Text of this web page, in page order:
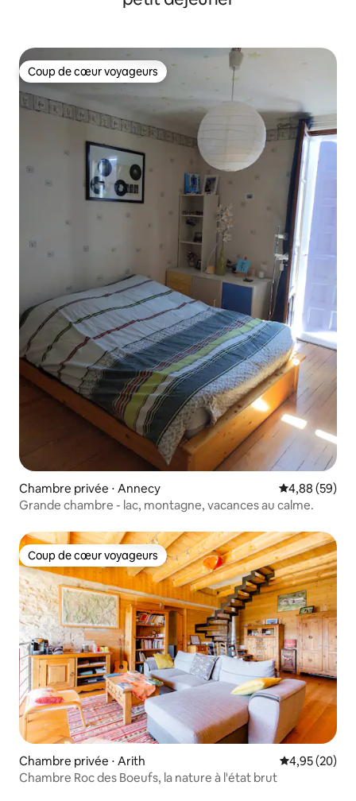
Coup de cœur voyageurs
Coup de cœur voyageurs
Chambre privée ⋅ Annecy Évaluation
4,88 (59)
Grande chambre - lac, montagne, vacances au calme.
Coup de cœur voyageurs
Coup de cœur voyageurs
Chambre privée ⋅ Arith Évaluation
4,95 (20)
Chambre Roc des Boeufs, la nature à l'état brut